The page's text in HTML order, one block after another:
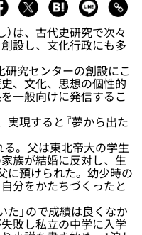
）は、古代史研究で次々
設し、文化行政にも多
研究センターの創設にこ
、文化、思想の個性的
一般向けに発信するこ
実現すると『夢から出た
る。父は東北帝大の学生
族が結婚に反対し、生
に預けられた。幼少時の
分をかたちづくったと
た」ので成績は良くなか
敗し私立の中学に入学